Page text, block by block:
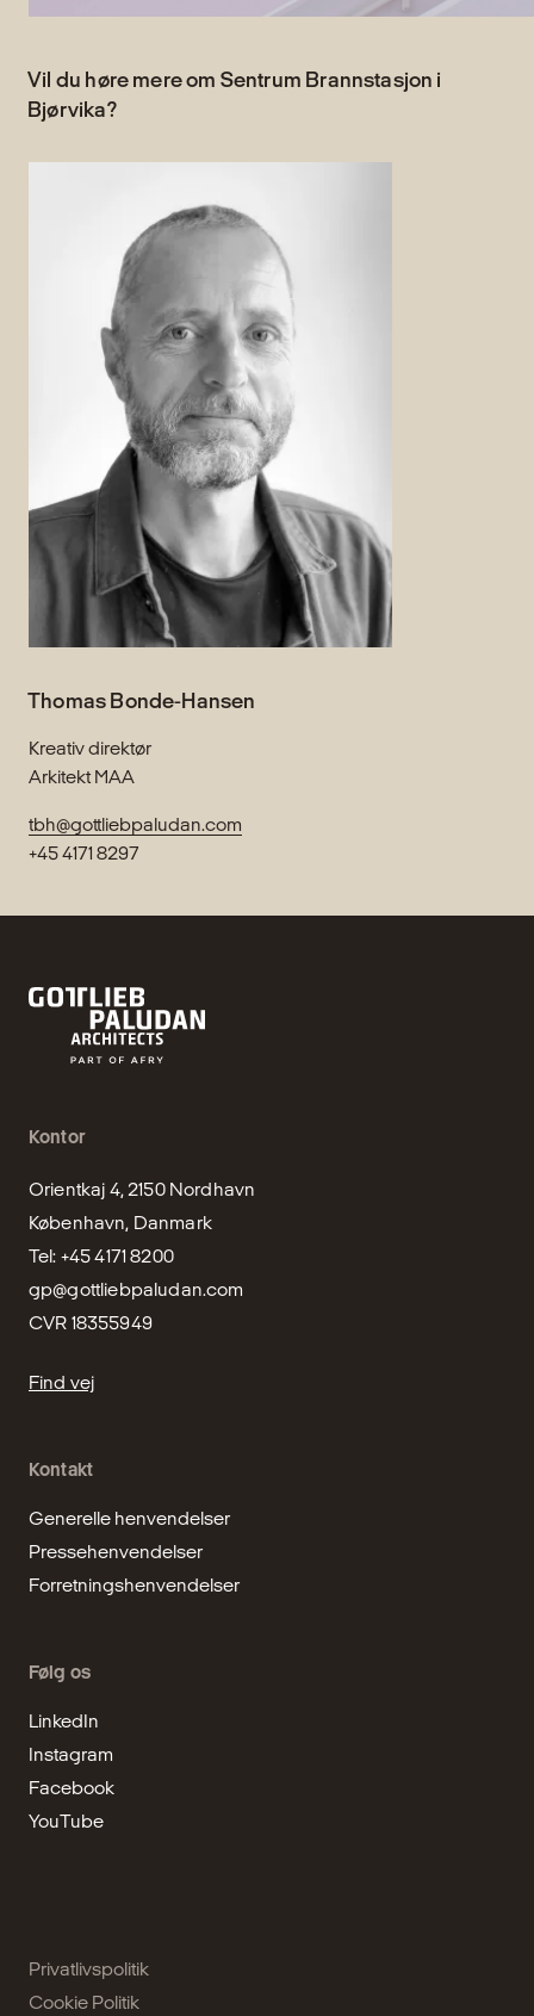
Vil du høre mere om Sentrum Brannstasjon i
Bjørvika?
Thomas Bonde-Hansen
Kreativ direktør
Arkitekt MAA
tbh@gottliebpaludan.com
+45 4171 8297
Kontor
Orientkaj 4, 2150 Nordhavn
København, Danmark
Tel: +45 4171 8200
gp@gottliebpaludan.com
CVR 18355949
Find vej
Kontakt
Generelle henvendelser
Pressehenvendelser
Forretningshenvendelser
Privatlivspolitik
Cookie Politik
Følg os
LinkedIn
Instagram
Facebook
YouTube